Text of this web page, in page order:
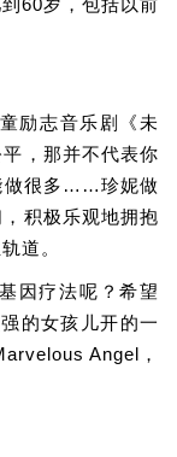
励志音乐剧《未
，那并不代表你
做很多……珍妮做
积极乐观地拥抱
道。
因疗法呢？希望
的女孩儿开的一
Angel，